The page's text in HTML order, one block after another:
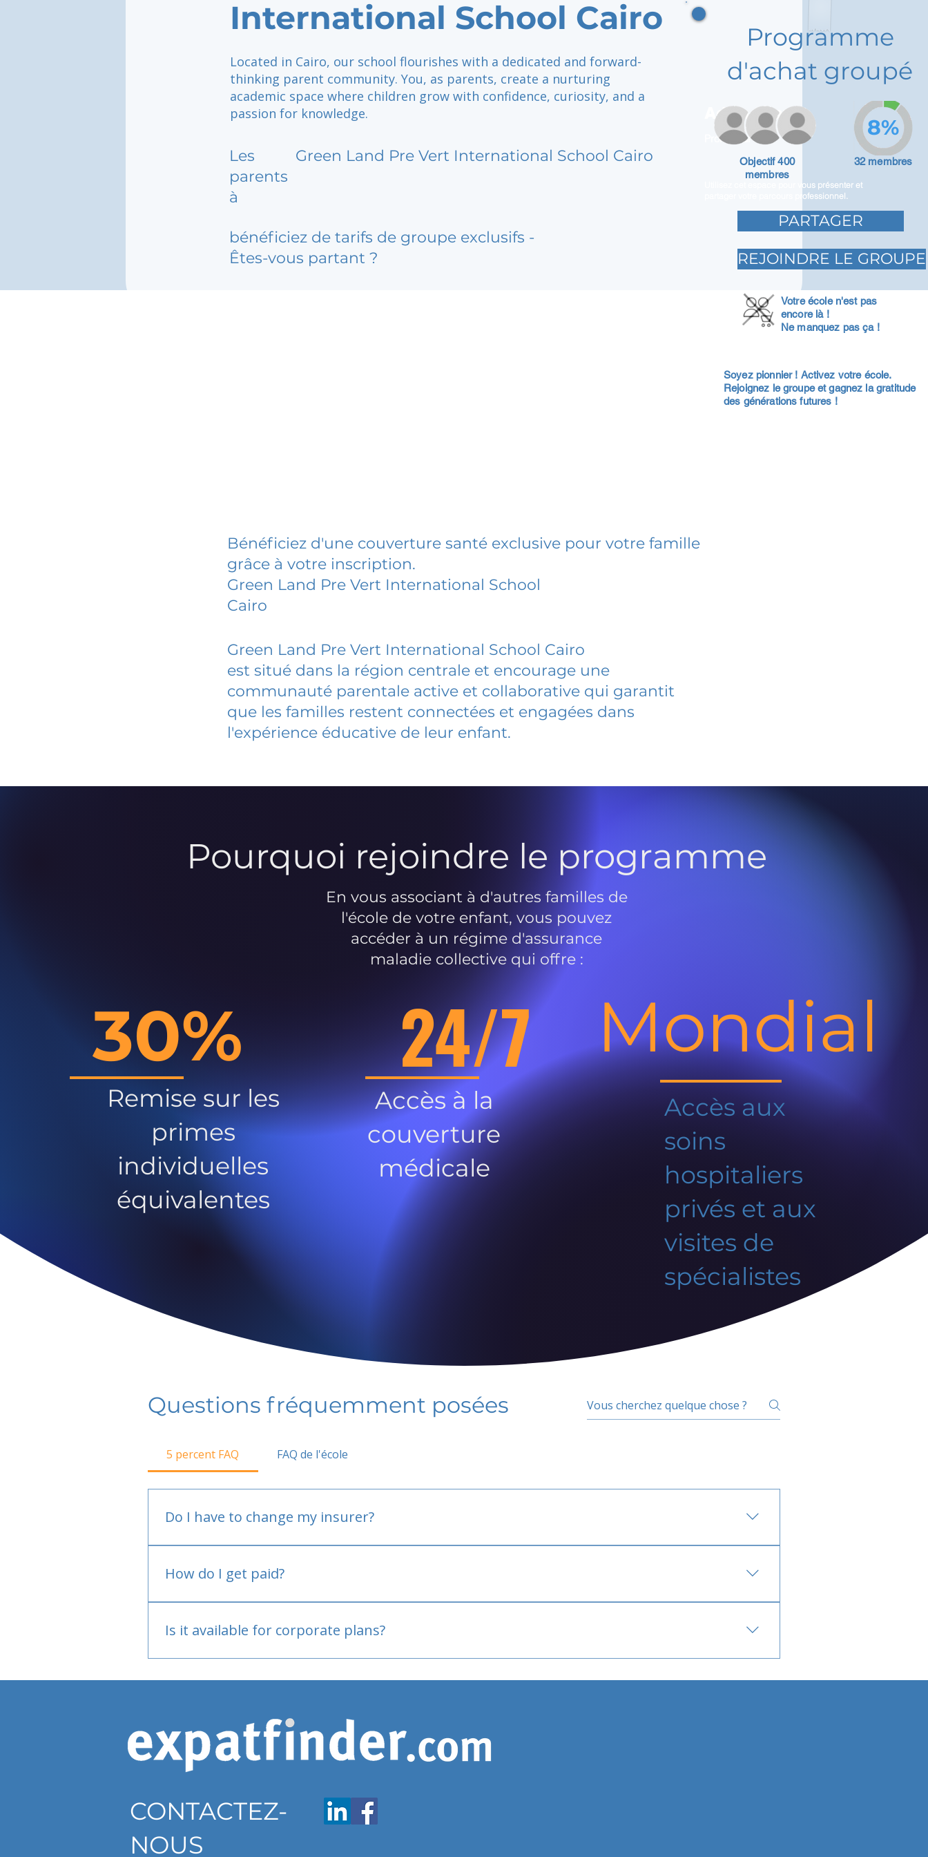
International School Cairo
Located in Cairo, our school flourishes with a dedicated and forward-
thinking parent community. You, as parents, create a nurturing
academic space where children grow with confidence, curiosity, and a
passion for knowledge.
Les
parents
à
Green Land Pre Vert International School Cairo
bénéficiez de tarifs de groupe exclusifs -
Êtes-vous partant ?
Adam Caar
Promoteur
Utilisez cet espace pour vous présenter et
partager votre parcours professionnel.
Programme
d'achat groupé
Objectif 400
membres
32 membres
8%
PARTAGER
REJOINDRE LE GROUPE
Votre école n'est pas
encore là !
Ne manquez pas ça !
Soyez pionnier ! Activez votre école.
Rejoignez le groupe et gagnez la gratitude
des générations futures !
Bénéficiez d'une couverture santé exclusive pour votre famille
grâce à votre inscription.
Green Land Pre Vert International School
Cairo
Green Land Pre Vert International School Cairo
est situé dans la région centrale et encourage une
communauté parentale active et collaborative qui garantit
que les familles restent connectées et engagées dans
l'expérience éducative de leur enfant.
Pourquoi rejoindre le programme
En vous associant à d'autres familles de
l'école de votre enfant, vous pouvez
accéder à un régime d'assurance
maladie collective qui offre :
30%
Remise sur les
primes
individuelles
équivalentes
24/7
Accès à la
couverture
médicale
Mondial
Accès aux
soins
hospitaliers
privés et aux
visites de
spécialistes
Questions fréquemment posées
5 percent FAQ FAQ de l'école
Do I have to change my insurer?
How do I get paid?
Is it available for corporate plans?
CONTACTEZ-
NOUS